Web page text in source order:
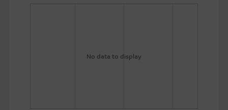
No data to display